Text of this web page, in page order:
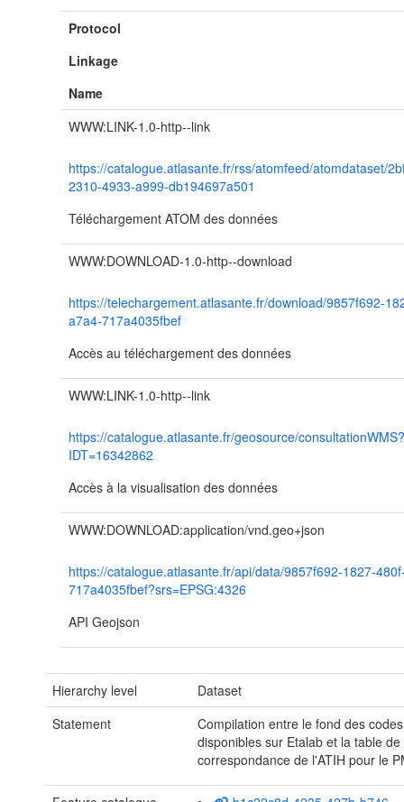
Protocol
Linkage
Name
WWW:LINK-1.0-http--link
https://catalogue.atlasante.fr/rss/atomfeed/atomdataset/
2310-4933-a999-db194697a501
Téléchargement ATOM des données
WWW:DOWNLOAD-1.0-http--download
https://telechargement.atlasante.fr/download/9857f692-
a7a4-717a4035fbef
Accès au téléchargement des données
WWW:LINK-1.0-http--link
https://catalogue.atlasante.fr/geosource/consultationWMS?
IDT=16342862
Accès à la visualisation des données
WWW:DOWNLOAD:application/vnd.geo+json
https://catalogue.atlasante.fr/api/data/9857f692-1827-
717a4035fbef?srs=EPSG:4326
API Geojson
Hierarchy level
Dataset
Statement
Compilation entre le fond des
disponibles sur Etalab et la table de
correspondance de l'ATIH pour le